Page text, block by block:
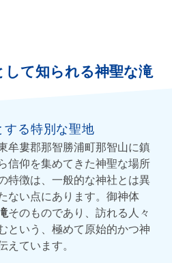
て知られる神聖な滝
る特別な聖地
牟婁郡那智勝浦町那智山に鎮
信仰を集めてきた神聖な場所
特徴は、一般的な神社とは異
ない点にあります。御神体
そのものであり、訪れる人々
という、極めて原始的かつ神
ています。